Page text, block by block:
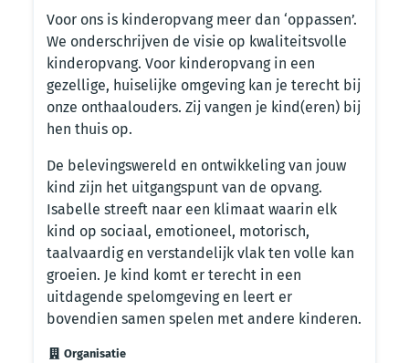
Voor ons is kinderopvang meer dan ‘oppassen’.
We onderschrijven de visie op kwaliteitsvolle
kinderopvang. Voor kinderopvang in een
gezellige, huiselijke omgeving kan je terecht bij
onze onthaalouders. Zij vangen je kind(eren) bij
hen thuis op.
De belevingswereld en ontwikkeling van jouw
kind zijn het uitgangspunt van de opvang.
Isabelle streeft naar een klimaat waarin elk
kind op sociaal, emotioneel, motorisch,
taalvaardig en verstandelijk vlak ten volle kan
groeien. Je kind komt er terecht in een
uitdagende spelomgeving en leert er
bovendien samen spelen met andere kinderen.
Organisatie